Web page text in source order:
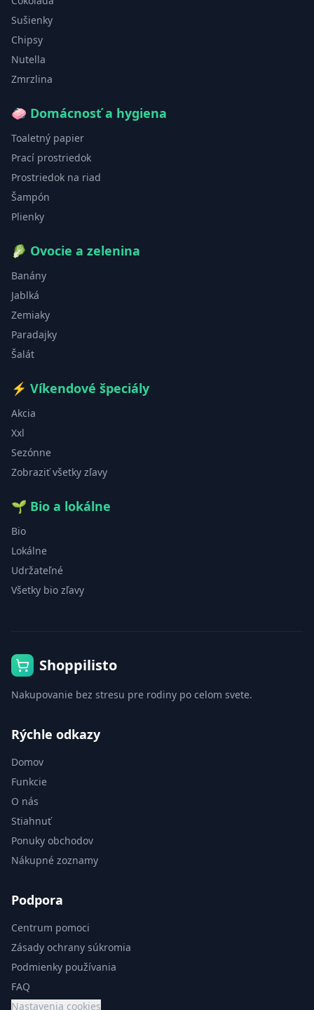
Sušienky
Chipsy
Nutella
Zmrzlina
🧼 Domácnosť a hygiena
Toaletný papier
Prací prostriedok
Prostriedok na riad
Šampón
Plienky
🥬 Ovocie a zelenina
Banány
Jablká
Zemiaky
Paradajky
Šalát
⚡ Víkendové špeciály
Akcia
Xxl
Sezónne
Zobraziť všetky zľavy
🌱 Bio a lokálne
Bio
Lokálne
Udržateľné
Všetky bio zľavy
Shoppilisto
Nakupovanie bez stresu pre rodiny po celom svete.
Rýchle odkazy
Domov
Funkcie
O nás
Stiahnuť
Ponuky obchodov
Nákupné zoznamy
Podpora
Centrum pomoci
Zásady ochrany súkromia
Podmienky používania
FAQ
Nastavenia cookies